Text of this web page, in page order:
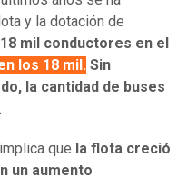
y la dotación de
mil conductores en el
los 18 mil. Sin
la cantidad de buses
que la flota creció
un aumento